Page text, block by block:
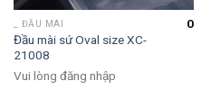
_ ĐẦU MÀI
Đầu mài sứ Oval size XC-
21008
0
Vui lòng đăng nhập